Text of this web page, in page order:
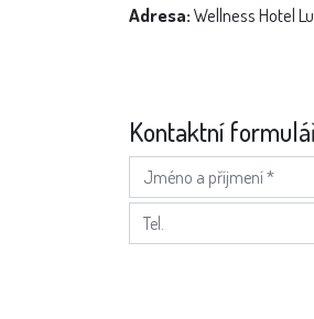
Adresa:Wellness Hotel
Kontaktní